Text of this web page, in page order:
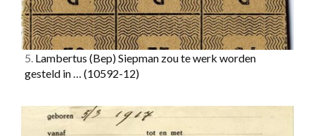
5. Lambertus (Bep) Siepman zou te werk worden
gesteld in … (10592-12)